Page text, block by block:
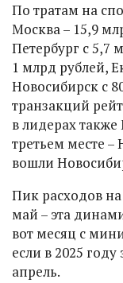
По тратам на
Москва – 15,9
Петербург с 5,7
1 млрд рублей,
Новосибирск с
транзакций
в лидерах
третьем месте –
вошли
Пик расходов
май – эта
вот месяц с
если в 2025
апрель.